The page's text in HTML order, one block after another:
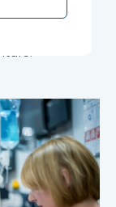
novateur